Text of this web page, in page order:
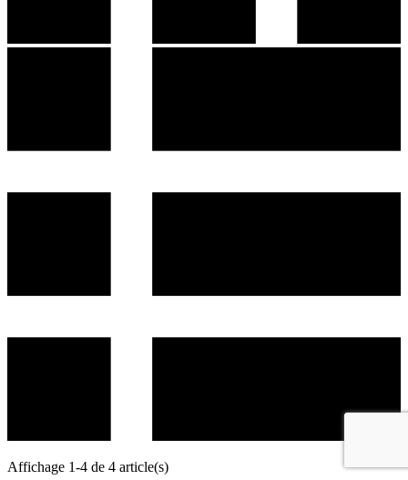
Affichage 1-4 de 4 article(s)